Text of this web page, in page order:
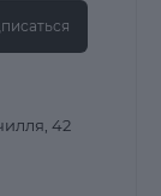
42